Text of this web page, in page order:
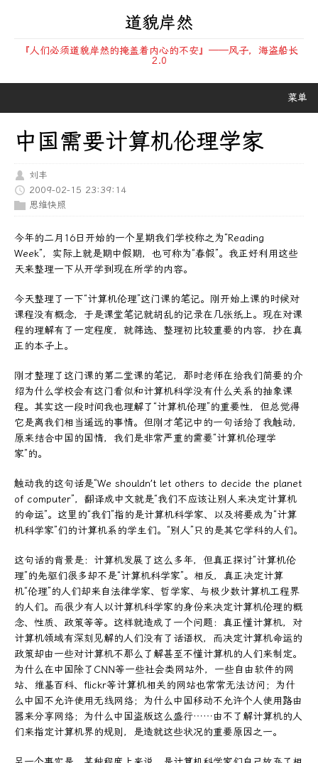
道貌岸然
『人们必须道貌岸然的掩盖着内心的不安』——风子，海盗船长
2.0
菜单
中国需要计算机伦理学家
刘丰
2009-02-15 23:39:14
思维快照
今年的二月16日开始的一个星期我们学校称之为“Reading
Week”，实际上就是期中假期，也可称为“春假”。我正好利用这些
天来整理一下从开学到现在所学的内容。
今天整理了一下“计算机伦理”这门课的笔记。刚开始上课的时候对
课程没有概念，于是课堂笔记就胡乱的记录在几张纸上。现在对课
程的理解有了一定程度，就筛选、整理初比较重要的内容，抄在真
正的本子上。
刚才整理了这门课的第二堂课的笔记，那时老师在给我们简要的介
绍为什么学校会有这门看似和计算机科学没有什么关系的抽象课
程。其实这一段时间我也理解了“计算机伦理”的重要性，但总觉得
它是离我们相当遥远的事情。但刚才笔记中的一句话给了我触动，
原来结合中国的国情，我们是非常严重的需要“计算机伦理学
家”的。
触动我的这句话是“We shouldn’t let others to decide the planet
of computer”，翻译成中文就是“我们不应该让别人来决定计算机
的命运”。这里的“我们”指的是计算机科学家、以及将要成为“计算
机科学家”们的计算机系的学生们。“别人”只的是其它学科的人们。
这句话的背景是：计算机发展了这么多年，但真正探讨“计算机伦
理”的先驱们很多却不是“计算机科学家”。相反，真正决定计算
机“伦理”的人们却来自法律学家、哲学家、与极少数计算机工程界
的人们。而很少有人以计算机科学家的身份来决定计算机伦理的概
念、性质、政策等等。这样就造成了一个问题：真正懂计算机，对
计算机领域有深刻见解的人们没有了话语权，而决定计算机命运的
政策却由一些对计算机不那么了解甚至不懂计算机的人们来制定。
为什么在中国除了CNN等一些社会类网站外，一些自由软件的网
站、维基百科、flickr等计算机相关的网站也常常无法访问；为什
么中国不允许使用无线网络；为什么中国移动不允许个人使用路由
器来分享网络；为什么中国盗版这么盛行……由不了解计算机的人
们来指定计算机界的规则，是造就这些状况的重要原因之一。